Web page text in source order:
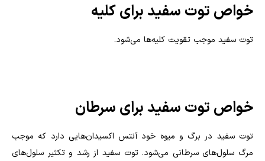
خواص توت سفید برای کلیه
توت سفید موجب تقویت کلیه‌ها می‌شود.
خواص توت سفید برای سرطان
توت سفید در برگ و میوه خود آنتس اکسیدان‌هایی دارد که موجب
مرگ سلول‌های سرطانی می‌شود. توت سفید از رشد و تکثیر سلول‌های